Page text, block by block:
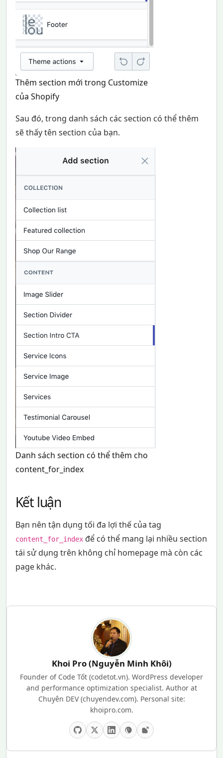
Thêm section mới trong Customize
của Shopify
Sau đó, trong danh sách các section có thể thêm
sẽ thấy tên section của bạn.
Danh sách section có thể thêm cho
content_for_index
Kết luận
Bạn nên tận dụng tối đa lợi thế của tag
content_for_indexđể có thể mang lại nhiều section
tái sử dụng trên không chỉ homepage mà còn các
page khác.
Khoi Pro (Nguyễn Minh Khôi)
Founder of Code Tốt (codetot.vn). WordPress developer
and performance optimization specialist. Author at
Chuyên DEV (chuyendev.com). Personal site:
khoipro.com.